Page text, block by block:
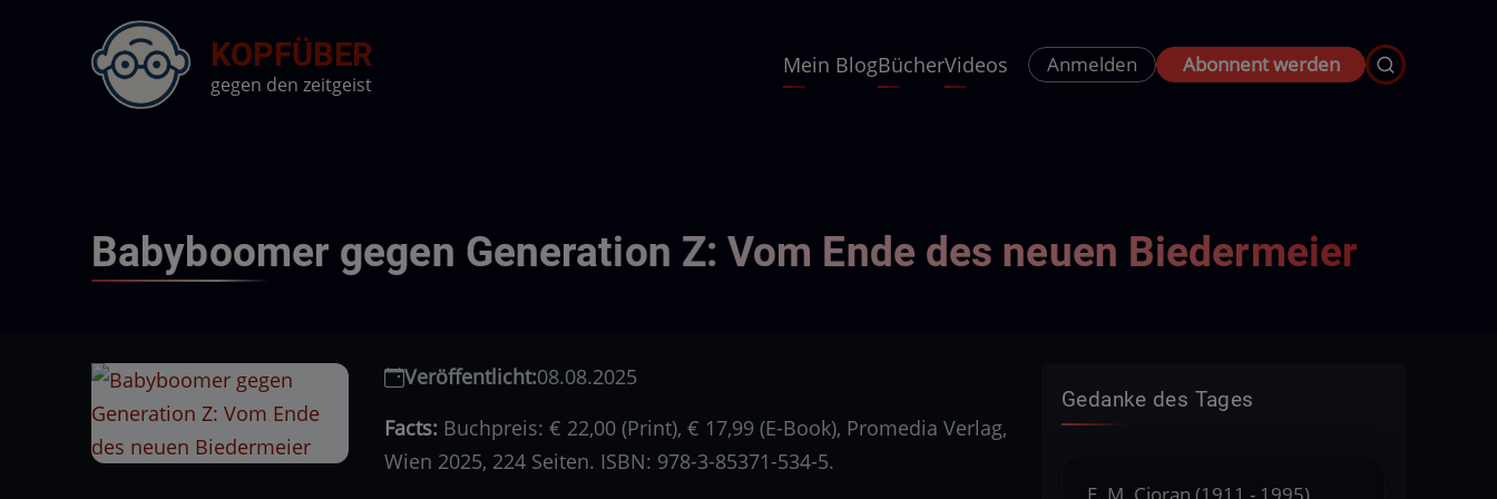
KOPFÜBER
gegen den zeitgeist
Hauptnavigation
Mein BlogBücherVideos Anmelden Abonnent werden
Babyboomer gegen Generation Z: Vom Ende des neuen Biedermeier
Veröffentlicht:08.08.2025
Facts: Buchpreis: € 22,00 (Print), € 17,99 (E-Book), Promedia Verlag,
Wien 2025, 224 Seiten. ISBN: 978-3-85371-534-5.
Gedanke des Tages